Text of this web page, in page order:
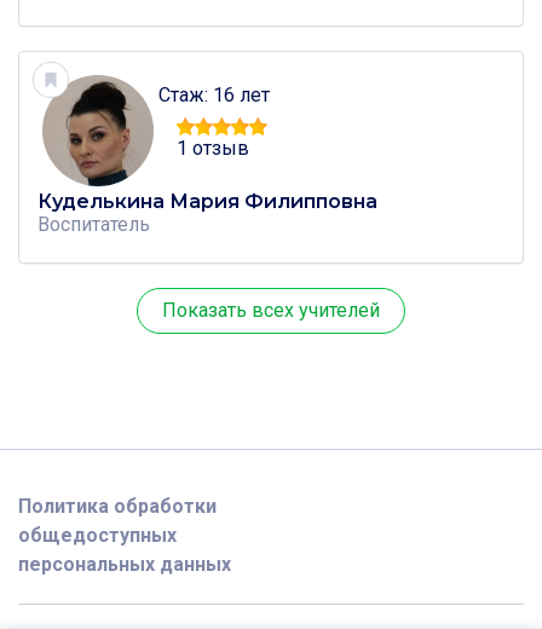
Стаж: 16 лет
1 отзыв
Куделькина Мария Филипповна
Воспитатель
Показать всех учителей
Политика обработки
общедоступных
персональных данных